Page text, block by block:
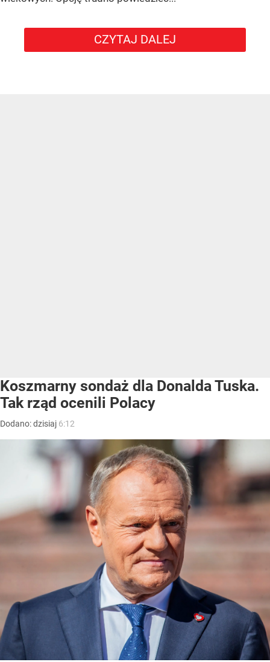
CZYTAJ DALEJ
Koszmarny sondaż dla Donalda Tuska.
Tak rząd ocenili Polacy
Dodano:dzisiaj 6:12